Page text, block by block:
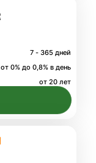
7 - 365 дней
от 0% до 0,8% в день
от 20 лет